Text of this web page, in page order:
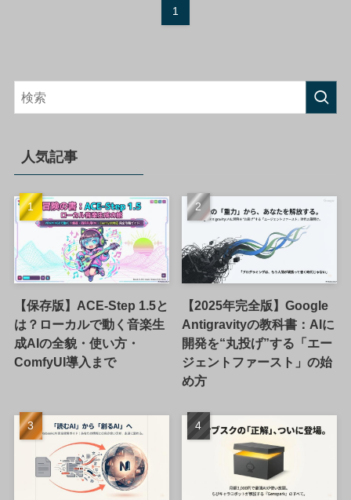
1
人気記事
【保存版】ACE-Step 1.5と
は？ローカルで動く音楽生
成AIの全貌・使い方・
ComfyUI導入まで
【2025年完全版】Google
Antigravityの教科書：AIに
開発を“丸投げ”する「エー
ジェントファースト」の始
め方